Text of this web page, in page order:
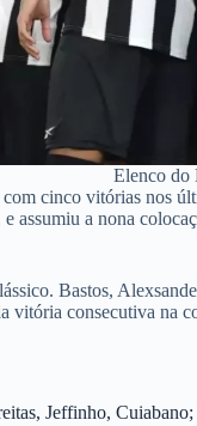
Elenco do
cinco vitórias nos
a nona
Bastos,
vitória consecutiva na
Jeffinho,